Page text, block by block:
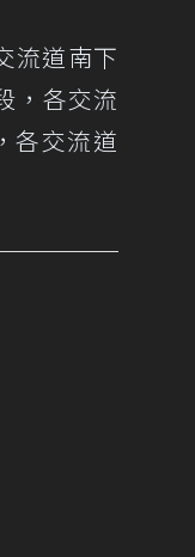
流道南下
，各交流
各交流道